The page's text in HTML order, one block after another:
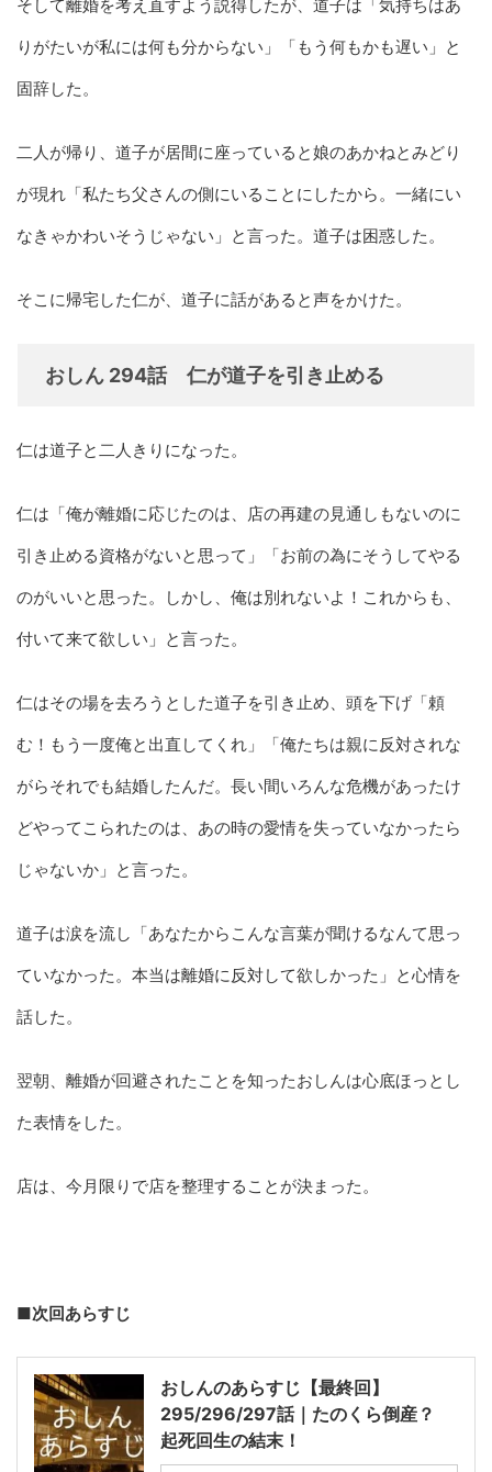
そして離婚を考え直すよう説得したが、道子は「気持ちはあ
りがたいが私には何も分からない」「もう何もかも遅い」と
固辞した。
二人が帰り、道子が居間に座っていると娘のあかねとみどり
が現れ「私たち父さんの側にいることにしたから。一緒にい
なきゃかわいそうじゃない」と言った。道子は困惑した。
そこに帰宅した仁が、道子に話があると声をかけた。
おしん 294話 仁が道子を引き止める
仁は道子と二人きりになった。
仁は「俺が離婚に応じたのは、店の再建の見通しもないのに
引き止める資格がないと思って」「お前の為にそうしてやる
のがいいと思った。しかし、俺は別れないよ！これからも、
付いて来て欲しい」と言った。
仁はその場を去ろうとした道子を引き止め、頭を下げ「頼
む！もう一度俺と出直してくれ」「俺たちは親に反対されな
がらそれでも結婚したんだ。長い間いろんな危機があったけ
どやってこられたのは、あの時の愛情を失っていなかったら
じゃないか」と言った。
道子は涙を流し「あなたからこんな言葉が聞けるなんて思っ
ていなかった。本当は離婚に反対して欲しかった」と心情を
話した。
翌朝、離婚が回避されたことを知ったおしんは心底ほっとし
た表情をした。
店は、今月限りで店を整理することが決まった。
■次回あらすじ
おしんのあらすじ【最終回】
295/296/297話｜たのくら倒産？
起死回生の結末！